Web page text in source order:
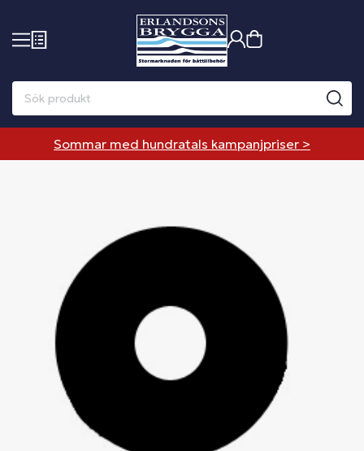
Sommar med hundratals kampanjpriser >